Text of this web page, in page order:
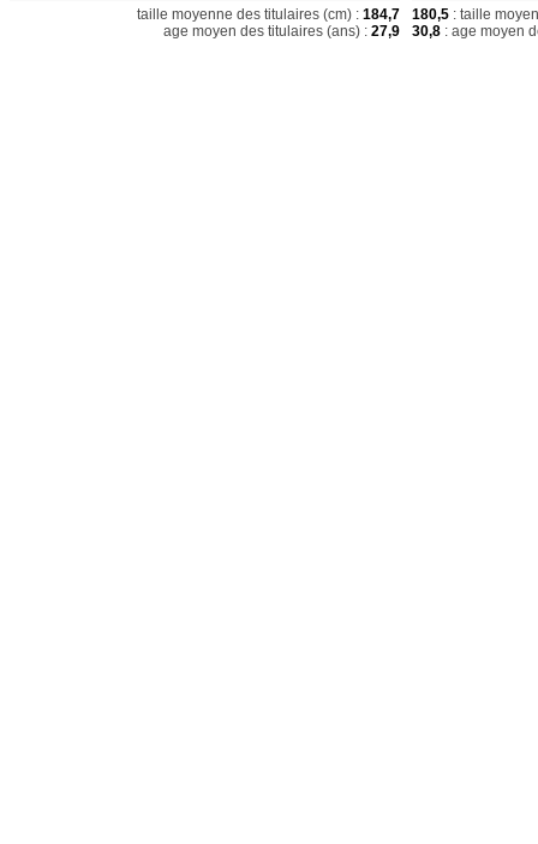
taille moyenne des titulaires (cm) : 184,7
age moyen des titulaires (ans) : 27,9
180,5 : taille
30,8 : age moyen